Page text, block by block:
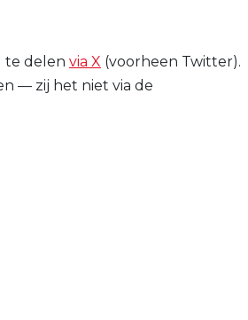
te delen via X (voorheen Twitter).
— zij het niet via de